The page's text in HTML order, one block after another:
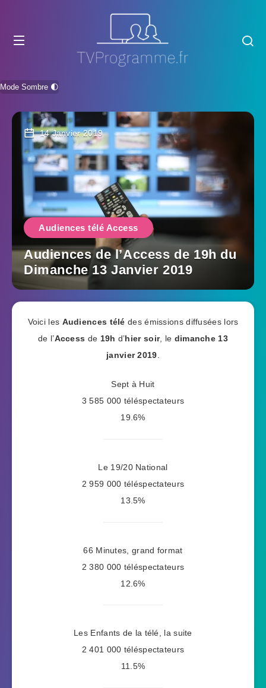
Mode Sombre 🌓
14 Janvier 2019
Audiences télé Access
Audiences de l’Access de 19h du
Dimanche 13 Janvier 2019
Voici les Audiences télé des émissions diffusées lors
de l’Access de 19h d’hier soir, le dimanche 13
janvier 2019
Sept à Huit
3 585 000 téléspectateurs
19.6%
Le 19/20 National
2 959 000 téléspectateurs
13.5%
66 Minutes, grand format
2 380 000 téléspectateurs
12.6%
Les Enfants de la télé, la suite
2 401 000 téléspectateurs
11.5%